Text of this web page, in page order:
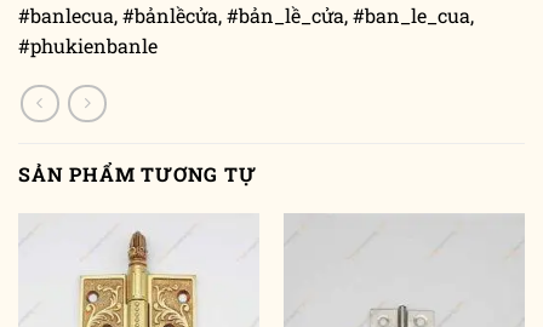
#banlecua, #bảnlềcửa, #bản_lề_cửa, #ban_le_cua,
#phukienbanle
SẢN PHẨM TƯƠNG TỰ